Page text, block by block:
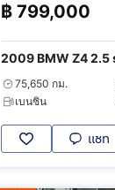
฿ 799,000
2009 BMW Z4 2.5
75,650 กม.
เบนซิน
แชท